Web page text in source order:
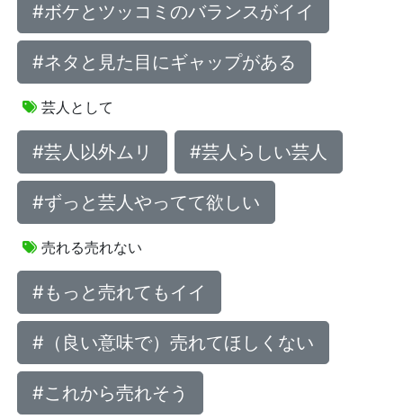
#ボケとツッコミのバランスがイイ
#ネタと見た目にギャップがある
芸人として
#芸人以外ムリ #芸人らしい芸人
#ずっと芸人やってて欲しい
売れる売れない
#もっと売れてもイイ
#（良い意味で）売れてほしくない
#これから売れそう